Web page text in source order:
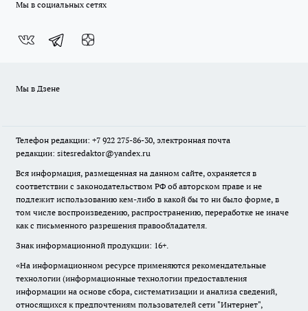
Мы в социальных сетях
Мы в Дзене
Телефон редакции: +7 922 275-86-30, электронная почта
редакции: sitesredaktor@yandex.ru
Вся информация, размещенная на данном сайте, охраняется в
соответствии с законодательством РФ об авторском праве и не
подлежит использованию кем-либо в какой бы то ни было форме, в
том числе воспроизведению, распространению, переработке не иначе
как с письменного разрешения правообладателя.
Знак информационной продукции: 16+.
«На информационном ресурсе применяются рекомендательные
технологии (информационные технологии предоставления
информации на основе сбора, систематизации и анализа сведений,
относящихся к предпочтениям пользователей сети "Интернет",